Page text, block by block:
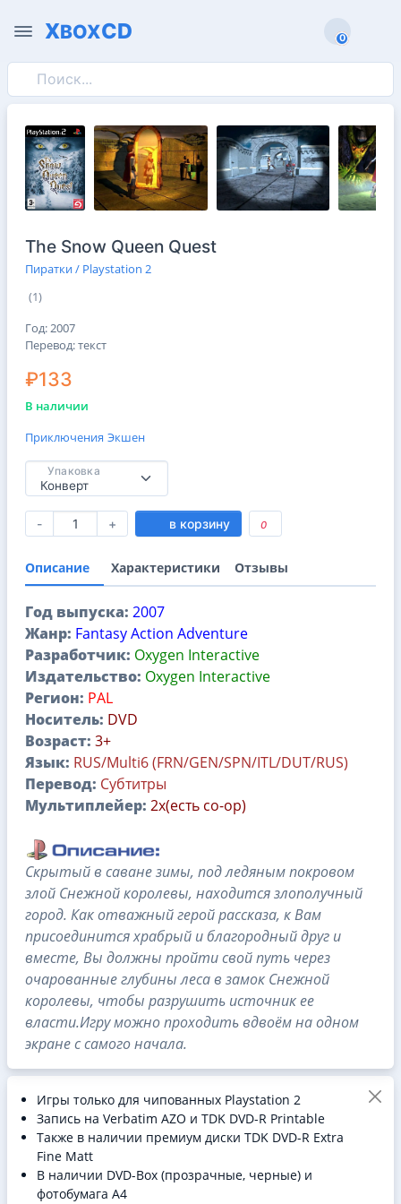
XBOXCD 0
0
The Snow Queen Quest
Пиратки / Playstation 2
(1)
Год: 2007
Перевод: текст
₽133
В наличии
Приключения Экшен
Упаковка
- + в корзину 0
Описание Характеристики Отзывы
Год выпуска: 2007
Жанр: Fantasy Action Adventure
Разработчик: Oxygen Interactive
Издательство: Oxygen Interactive
Регион: PAL
Носитель: DVD
Возраст: 3+
Язык: RUS/Multi6 (FRN/GEN/SPN/ITL/DUT/RUS)
Перевод: Субтитры
Мультиплейер: 2x(есть co-op)
Скрытый в саване зимы, под ледяным покровом
злой Снежной королевы, находится злополучный
город. Как отважный герой рассказа, к Вам
присоединится храбрый и благородный друг и
вместе, Вы должны пройти свой путь через
очарованные глубины леса в замок Снежной
королевы, чтобы разрушить источник ее
власти.Игру можно проходить вдвоём на одном
экране с самого начала.
Игры только для чипованных Playstation 2
Запись на Verbatim AZO и TDK DVD-R Printable
Также в наличии премиум диски TDK DVD-R Extra
Fine Matt
В наличии DVD-Box (прозрачные, черные) и
фотобумага A4